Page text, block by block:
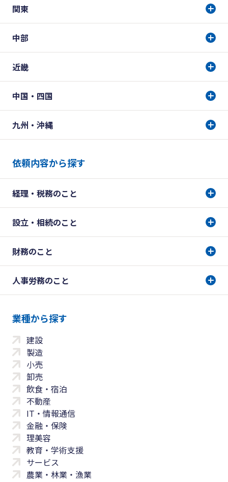
関東
中部
近畿
中国・四国
九州・沖縄
依頼内容から探す
経理・税務のこと
設立・相続のこと
財務のこと
人事労務のこと
業種から探す
建設
製造
小売
卸売
飲食・宿泊
不動産
IT・情報通信
金融・保険
理美容
教育・学術支援
サービス
農業・林業・漁業